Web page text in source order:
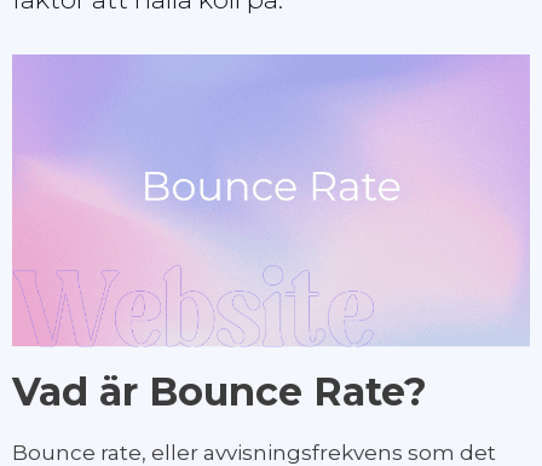
Vad är Bounce Rate?
Bounce rate, eller avvisningsfrekvens som det